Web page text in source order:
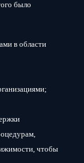
было
в области
чтобы